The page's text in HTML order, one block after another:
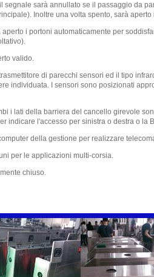
segnale sarà annullato se il passaggio da
Inoltre una volta spento, sarà
i portoni automaticamente per
valido.
di parecchi sensori ed il tipo
individuata. I sensori sono posizionati
i lati della barriera del cancello girevole
indicare l'accesso per sinistra o destra o la
della gestione per realizzare
per le applicazioni multi-corsia.
chiuso.